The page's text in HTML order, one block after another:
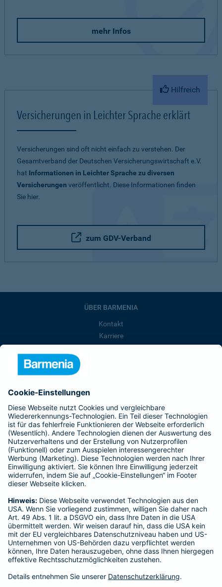
mehr Infos
Hilfreich
Versicherungen in Leichter Sprache erklärt
Versicherungen sind oft nicht einfach zu verstehen. Der
Gesamtverband der Deutschen Versicherungswirtschaft e.V.
hat Informationen in Leichter Sprache zu diversen
Versicherungen veröffentlicht. Diese Informationen finden
Sie hier.
zum GDV-Verband
ÜBER BARMENIA
Kontakt
Karriere
Barmenia ist Teil der BarmeniaGothaer
BELIEBTE SEITEN
Kranken-Zusatzversicherung
Tierversicherungen
Haftpflichtversicherung
Hausratversicherung
Adresse ändern
Schaden melden
Kilometerstandsmeldung
Serviceübersicht